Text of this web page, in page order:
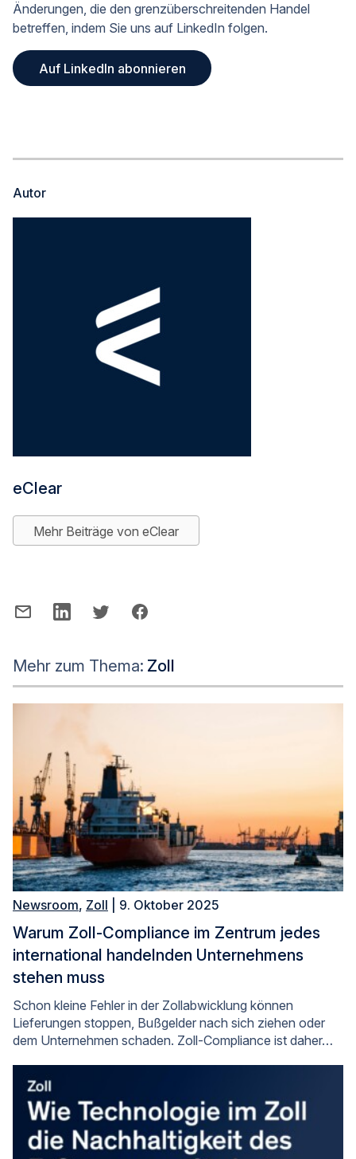
Änderungen, die den grenzüberschreitenden Handel
betreffen, indem Sie uns auf LinkedIn folgen.
Auf LinkedIn abonnieren
Autor
eClear
Mehr Beiträge von eClear
Mehr zum Thema: Zoll
Newsroom, Zoll | 9. Oktober 2025
Warum Zoll-Compliance im Zentrum jedes
international handelnden Unternehmens
stehen muss
Schon kleine Fehler in der Zollabwicklung können
Lieferungen stoppen, Bußgelder nach sich ziehen oder
dem Unternehmen schaden. Zoll-Compliance ist daher…